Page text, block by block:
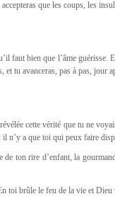
que les coups, les
faut bien que l’âme
tu avanceras, pas à pas, jour
cette vérité que tu ne
n’y a que toi qui peux faire
de ton rire d’enfant, la
toi brûle le feu de la vie et